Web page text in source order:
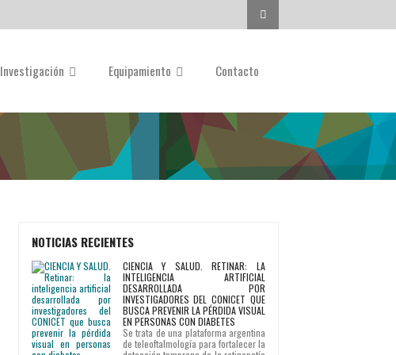
Investigación Equipamiento Contacto
NOTICIAS RECIENTES
CIENCIA Y SALUD. RETINAR: LA
INTELIGENCIA ARTIFICIAL
DESARROLLADA POR
INVESTIGADORES DEL CONICET QUE
BUSCA PREVENIR LA PÉRDIDA VISUAL
EN PERSONAS CON DIABETES
Se trata de una plataforma argentina
de teleoftalmología para fortalecer la